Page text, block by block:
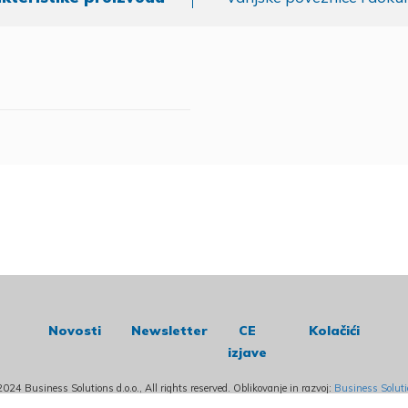
Novosti Newsletter
CE
izjave
Kolačići
Business Solutions d.o.o., All rights reserved. Oblikovanje in razvoj: Business